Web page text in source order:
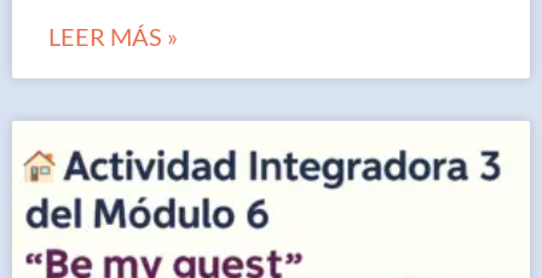
LEER MÁS »